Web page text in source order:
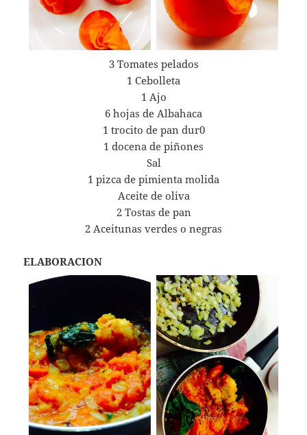
3 Tomates pelados
1 Cebolleta
1 Ajo
6 hojas de Albahaca
1 trocito de pan dur0
1 docena de piñones
Sal
1 pizca de pimienta molida
Aceite de oliva
2 Tostas de pan
2 Aceitunas verdes o negras
ELABORACION